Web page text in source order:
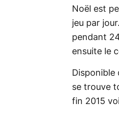
Noël est
jeu par
pendant
ensuite le
Disponible
se trouve
fin 2015